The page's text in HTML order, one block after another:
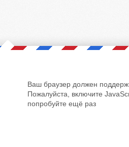
Ваш браузер должен
Пожалуйста, включите
попробуйте ещё раз